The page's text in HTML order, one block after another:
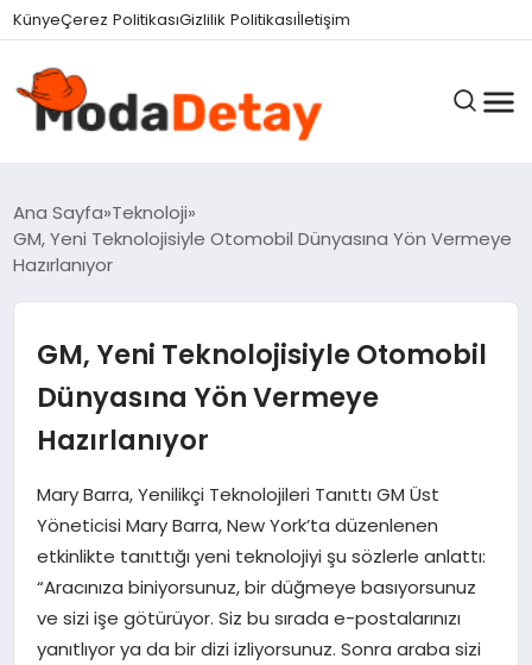
KünyeÇerez PolitikasıGizlilik Politikasıİletişim
GÜNDEM
DÜNYA
EĞITIM
MAGAZIN
SAĞLIK
Ana Sayfa Teknoloji
GM, Yeni Teknolojisiyle Otomobil Dünyasına Yön Vermeye
Hazırlanıyor
GM, Yeni Teknolojisiyle Otomobil
Dünyasına Yön Vermeye
Hazırlanıyor
Mary Barra, Yenilikçi Teknolojileri Tanıttı GM Üst
Yöneticisi Mary Barra, New York’ta düzenlenen
etkinlikte tanıttığı yeni teknolojiyi şu sözlerle anlattı:
“Aracınıza biniyorsunuz, bir düğmeye basıyorsunuz
ve sizi işe götürüyor. Siz bu sırada e-postalarınızı
yanıtlıyor ya da bir dizi izliyorsunuz. Sonra araba sizi